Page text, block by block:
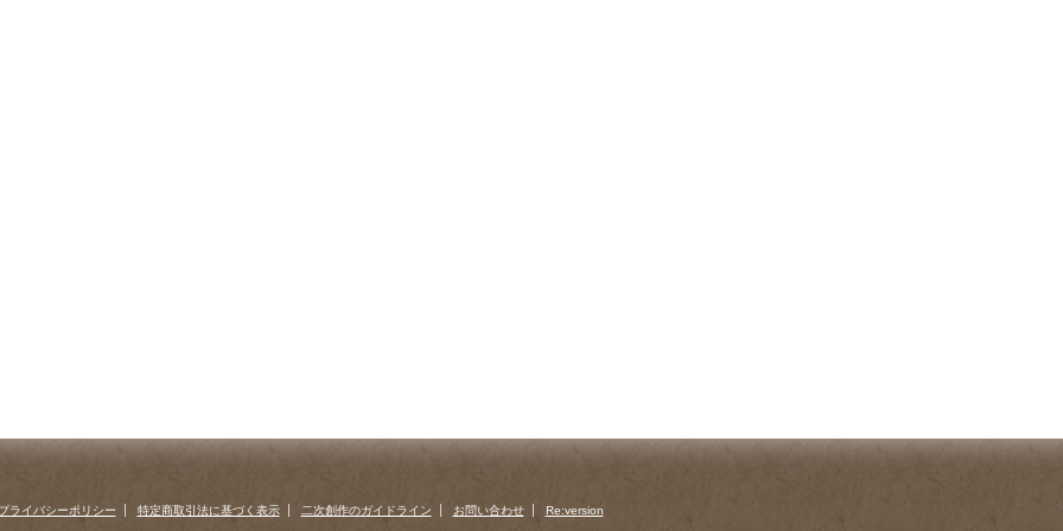
ライバシーポリシー 特定商取引法に基づく表示 二次創作のガイドライン お問い合わせ Re:version